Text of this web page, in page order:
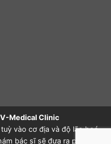
V-Medical Clinic
vào cơ địa và độ lão hoá
bác sĩ sẽ đưa ra phác đồ